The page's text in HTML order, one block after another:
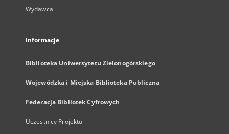
Wydawca
Informacje
Biblioteka Uniwersytetu Zielonogórskiego
Wojewódzka i Miejska Biblioteka Publiczna
Federacja Bibliotek Cyfrowych
Uczestnicy Projektu